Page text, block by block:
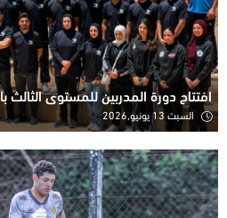
افتتاح دورة المدربين للمستوى
السبت 13 يونيو,2026